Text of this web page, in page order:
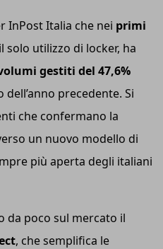
InPost Italia che nei primi
solo utilizzo di locker, ha
gestiti del 47,6%
precedente. Si
che confermano la
un nuovo modello di
più aperta degli italiani
da poco sul mercato il
, che semplifica le